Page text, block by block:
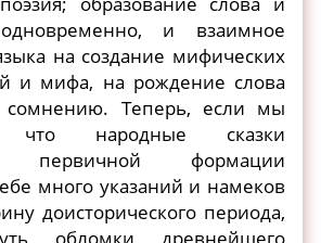
и взаимное
на создание мифических
и мифа, на рождение слова
сомнению. Теперь, если мы
что народные сказки
первичной формации
много указаний и намеков
доисторического периода,
обломки древнейшего